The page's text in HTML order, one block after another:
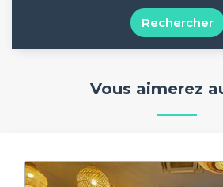
Rechercher
Vous aimerez